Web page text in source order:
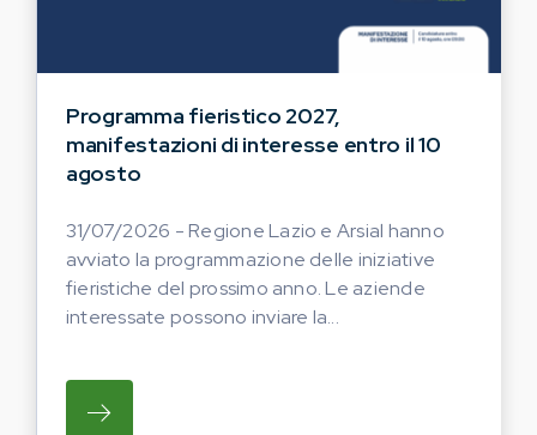
Programma fieristico 2027,
manifestazioni di interesse entro il 10
agosto
31/07/2026 - Regione Lazio e Arsial hanno
avviato la programmazione delle iniziative
fieristiche del prossimo anno. Le aziende
interessate possono inviare la...
SU REGIONE LAZIO E ARSIAL HANNO